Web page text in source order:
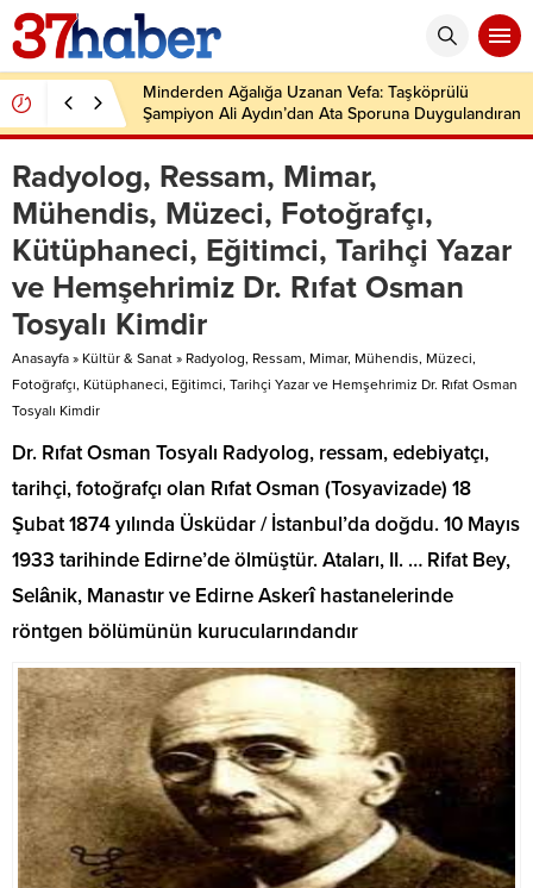
Minderden Ağalığa Uzanan Vefa: Taşköprülü
Şampiyon Ali Aydın’dan Ata Sporuna Duygulandıran
Dönüş
Radyolog, Ressam, Mimar,
Mühendis, Müzeci, Fotoğrafçı,
Kütüphaneci, Eğitimci, Tarihçi Yazar
ve Hemşehrimiz Dr. Rıfat Osman
Tosyalı Kimdir
Anasayfa » Kültür & Sanat » Radyolog, Ressam, Mimar, Mühendis, Müzeci,
Fotoğrafçı, Kütüphaneci, Eğitimci, Tarihçi Yazar ve Hemşehrimiz Dr. Rıfat Osman
Tosyalı Kimdir
Dr. Rıfat Osman Tosyalı Radyolog, ressam, edebiyatçı,
tarihçi, fotoğrafçı olan Rıfat Osman (Tosyavizade) 18
Şubat 1874 yılında Üsküdar / İstanbul’da doğdu. 10 Mayıs
1933 tarihinde Edirne’de ölmüştür. Ataları, II. … Rifat Bey,
Selânik, Manastır ve Edirne Askerî hastanelerinde
röntgen bölümünün kurucularındandır